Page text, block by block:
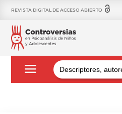
REVISTA DIGITAL DE ACCESO ABIERTO
Buscar: